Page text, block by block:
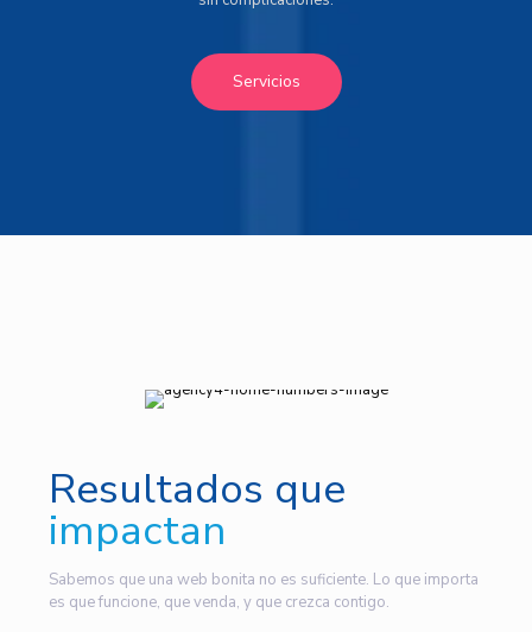
Servicios
Resultados que
impactan
Sabemos que una web bonita no es suficiente. Lo que importa
es que funcione, que venda, y que crezca contigo.